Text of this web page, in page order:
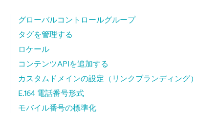
グローバルコントロールグループ
タグを管理する
ロケール
コンテンツAPIを追加する
カスタムドメインの設定（リンクブランディング）
E.164 電話番号形式
モバイル番号の標準化